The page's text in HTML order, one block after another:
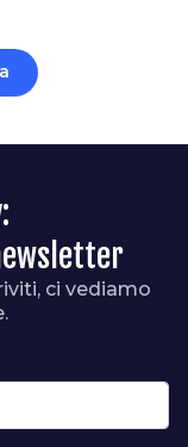
ci vediamo